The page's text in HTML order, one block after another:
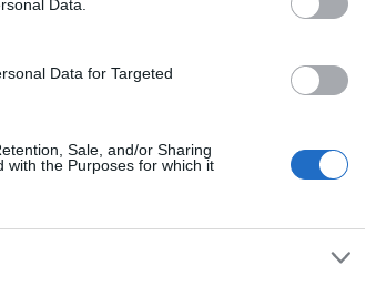
Data.
Data for Targeted
Sale, and/or Sharing
with the Purposes for which it